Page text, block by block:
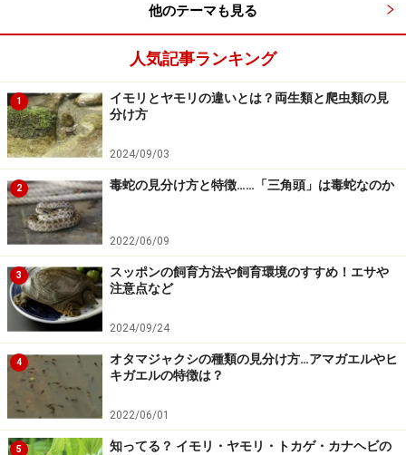
楽天市場で人気のペット用品をチェック！
他のテーマも見る
人気記事ランキング
1
イモリとヤモリの違いとは？両生類と爬虫類の見
分け方
2024/09/03
2 毒蛇の見分け方と特徴……「三角頭」は毒蛇なのか
2022/06/09
3
スッポンの飼育方法や飼育環境のすすめ！エサや
注意点など
2024/09/24
4
オタマジャクシの種類の見分け方…アマガエルやヒ
キガエルの特徴は？
2022/06/01
5
知ってる？ イモリ・ヤモリ・トカゲ・カナヘビの